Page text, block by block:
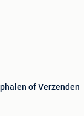
of Verzenden